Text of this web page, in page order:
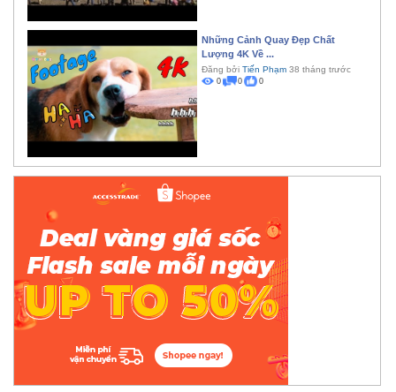
Những Cảnh Quay Đẹp Chất
Lượng 4K Về ...
Đăng bởi Tiến Phạm 38 tháng trước
0 0 0